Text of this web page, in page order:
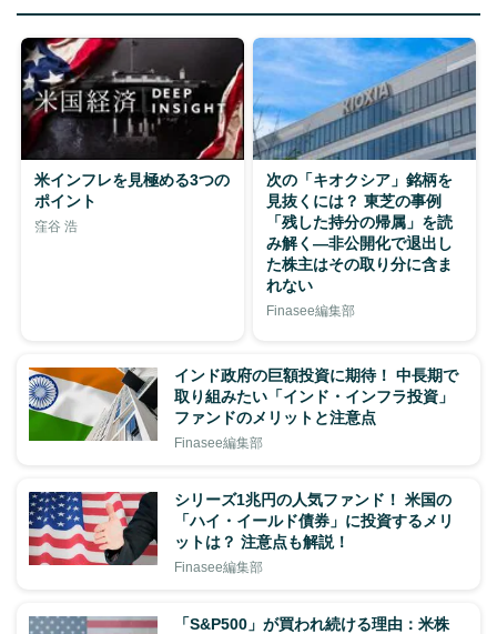
米インフレを見極める3つの
ポイント
窪谷 浩
次の「キオクシア」銘柄を
見抜くには？ 東芝の事例
「残した持分の帰属」を読
み解く—非公開化で退出し
た株主はその取り分に含ま
れない
Finasee編集部
インド政府の巨額投資に期待！ 中長期で
取り組みたい「インド・インフラ投資」
ファンドのメリットと注意点
Finasee編集部
シリーズ1兆円の人気ファンド！ 米国の
「ハイ・イールド債券」に投資するメリ
ットは？ 注意点も解説！
Finasee編集部
「S&P500」が買われ続ける理由：米株